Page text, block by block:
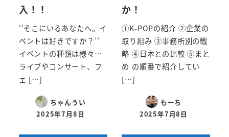
入！！
‘‘そこにいるあなたへ。イ
ベントは好きですか？’’
イベントの種類は様々…
ライブやコンサート、フ
ェ […]
ちゃんうい
投稿日
2025年7月8日
か！
①K-POPの紹介 ②企業の
取り組み ③事務所別の戦
略 ④日本との比較 ⑤まと
め の順番で紹介してい
[…]
もーち
投稿日
2025年7月8日